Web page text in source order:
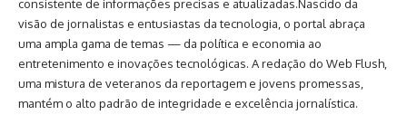
consistente de informações precisas e atualizadas.Nascido da
visão de jornalistas e entusiastas da tecnologia, o portal abraça
uma ampla gama de temas — da política e economia ao
entretenimento e inovações tecnológicas. A redação do Web Flush,
uma mistura de veteranos da reportagem e jovens promessas,
mantém o alto padrão de integridade e excelência jornalística.